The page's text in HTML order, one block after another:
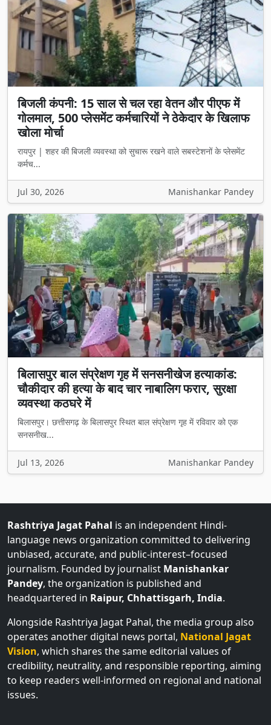
बिजली कंपनी: 15 साल से चल रहा वेतन और पीएफ में
गोलमाल, 500 प्लेसमेंट कर्मचारियों ने ठेकेदार के खिलाफ
खोला मोर्चा
रायपुर | शहर की बिजली व्यवस्था को सुचारू रखने वाले सबस्टेशनों के प्लेसमेंट
कर्मच...
Jul 30, 2026 Manishankar Pandey
बिलासपुर बाल संप्रेक्षण गृह में सनसनीखेज हत्याकांड:
चौकीदार की हत्या के बाद चार नाबालिग फरार, सुरक्षा
व्यवस्था कठघरे में
बिलासपुर। छत्तीसगढ़ के बिलासपुर स्थित बाल संप्रेक्षण गृह में रविवार को एक
सनसनीख...
Jul 13, 2026 Manishankar Pandey
Rashtriya Jagat Pahal is an independent Hindi-
language news organization committed to delivering
unbiased, accurate, and public-interest–focused
journalism. Founded by journalist Manishankar
Pandey, the organization is published and
headquartered in Raipur, Chhattisgarh, India.
Alongside Rashtriya Jagat Pahal, the media group also
operates another digital news portal, National Jagat
Vision, which shares the same editorial values of
credibility, neutrality, and responsible reporting, aiming
to keep readers well-informed on regional and national
issues.